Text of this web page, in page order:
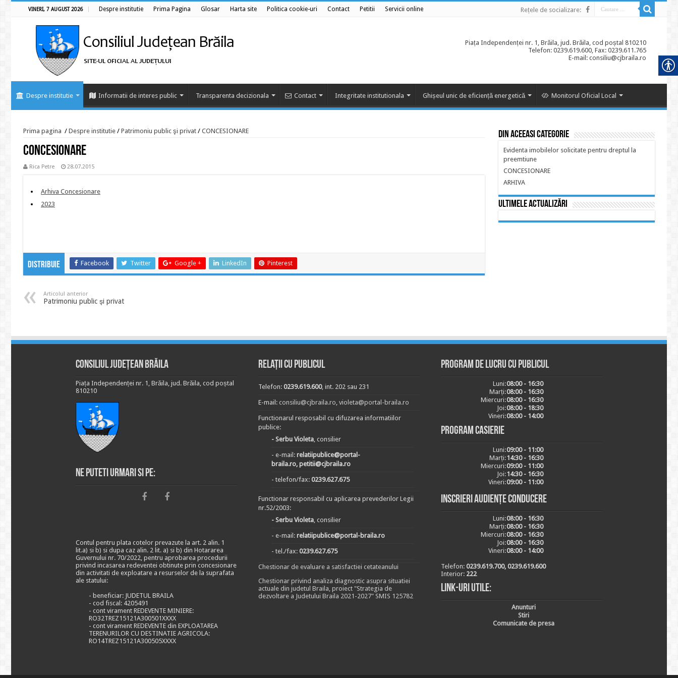
VINERI, 7 AUGUST 2026 Despre institutie Prima Pagina Glosar Harta site Politica cookie-uri Contact Petitii Servicii online Rețele de socializare:
Piața Independenței nr. 1, Brăila, jud. Brăila, cod poștal 810210
Telefon: 0239.619.600, Fax: 0239.611.765
E-mail: consiliu@cjbraila.ro
Despre institutie Informatii de interes public Transparenta decizionala Contact Integritate institutionala Ghișeul unic de eficiență energetică Monitorul Oficial Local
Prima pagina / Despre institutie / Patrimoniu public şi privat / CONCESIONARE
CONCESIONARE
Rica Petre 28.07.2015
Arhiva Concesionare
2023
Distribuie Facebook Twitter Google + LinkedIn Pinterest
Articolul anterior
Patrimoniu public şi privat
Din aceeasi categorie
Evidenta imobilelor solicitate pentru dreptul la
preemtiune
CONCESIONARE
ARHIVA
Ultimele actualizări
Consiliul Județean Brăila
Piața Independenței nr. 1, Brăila, jud. Brăila, cod poștal
810210
Ne puteti urmari si pe:
Contul pentru plata cotelor prevazute la art. 2 alin. 1
lit.a) si b) si dupa caz alin. 2 lit. a) si b) din Hotararea
Guvernului nr. 70/2022, pentru aprobarea procedurii
privind incasarea redeventei obtinute prin concesionare
din activitati de exploatare a resurselor de la suprafata
ale statului:
- beneficiar: JUDETUL BRAILA
- cod fiscal: 4205491
- cont virament REDEVENTE MINIERE:
RO32TREZ15121A300501XXXX
- cont virament REDEVENTE din EXPLOATAREA
TERENURILOR CU DESTINATIE AGRICOLA:
RO14TREZ15121A300505XXXX
Relații cu publicul
Telefon: 0239.619.600, int. 202 sau 231
E-mail: consiliu@cjbraila.ro, violeta@portal-braila.ro
Functionarul resposabil cu difuzarea informatiilor
publice:
- Serbu Violeta, consilier
- e-mail: relatiipublice@portal-
braila.ro, petitii@cjbraila.ro
- telefon/fax: 0239.627.675
Functionar responsabil cu aplicarea prevederilor Legii
nr.52/2003:
- Serbu Violeta, consilier
- e-mail: relatiipublice@portal-braila.ro
- tel./fax: 0239.627.675
Chestionar de evaluare a satisfactiei cetateanului
Chestionar privind analiza diagnostic asupra situatiei
actuale din judetul Braila, proiect "Strategia de
dezvoltare a Judetului Braila 2021-2027" SMIS 125782
Program de lucru cu publicul
Luni:08:00 - 16:30
Marți:08:00 - 16:30
Miercuri:08:00 - 16:30
Joi:08:00 - 18:30
Vineri:08:00 - 14:00
Program casierie
Luni:09:00 - 11:00
Marți:14:30 - 16:30
Miercuri:09:00 - 11:00
Joi:14:30 - 16:30
Vineri:09:00 - 11:00
Inscrieri audiențe conducere
Luni:08:00 - 16:30
Marți:08:00 - 16:30
Miercuri:08:00 - 16:30
Joi:08:00 - 16:30
Vineri:08:00 - 14:00
Telefon: 0239.619.700, 0239.619.600
Interior: 222
Link-uri utile:
Anunturi
Stiri
Comunicate de presa